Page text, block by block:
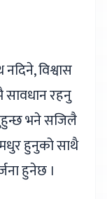
विश्वास
रहनु
भने सजिलै
हुनुको साथै
हुनेछ ।